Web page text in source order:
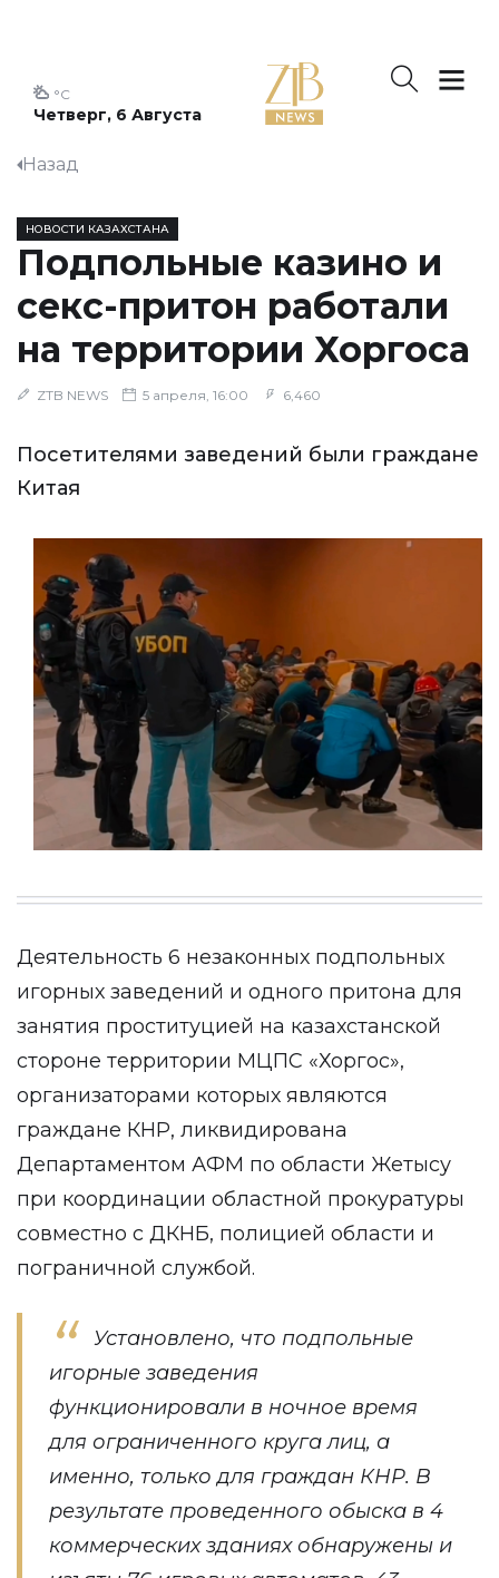
Четверг, 6 Августа
°C
Назад
НОВОСТИ КАЗАХСТАНА
Подпольные казино и
секс-притон работали
на территории Хоргоса
ZTB NEWS 5 апреля, 16:00 6,460
Посетителями заведений были граждане
Китая
Деятельность 6 незаконных подпольных
игорных заведений и одного притона для
занятия проституцией на казахстанской
стороне территории МЦПС «Хоргос»,
организаторами которых являются
граждане КНР, ликвидирована
Департаментом АФМ по области Жетысу
при координации областной прокуратуры
совместно с ДКНБ, полицией области и
пограничной службой.
Установлено, что подпольные
игорные заведения
функционировали в ночное время
для ограниченного круга лиц, а
именно, только для граждан КНР. В
результате проведенного обыска в 4
коммерческих зданиях обнаружены и